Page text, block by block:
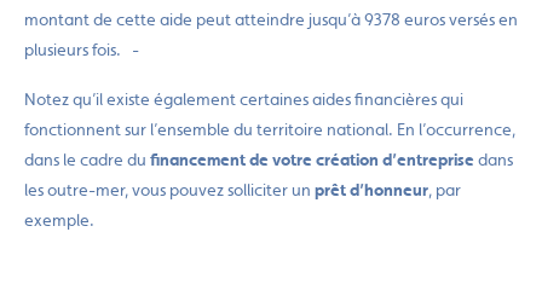
montant de cette aide peut atteindre jusqu’à 9378 euros versés en
plusieurs fois. -
Notez qu’il existe également certaines aides financières qui
fonctionnent sur l’ensemble du territoire national. En l’occurrence,
dans le cadre du financement de votre création d’entreprise dans
les outre-mer, vous pouvez solliciter un prêt d’honneur, par
exemple.